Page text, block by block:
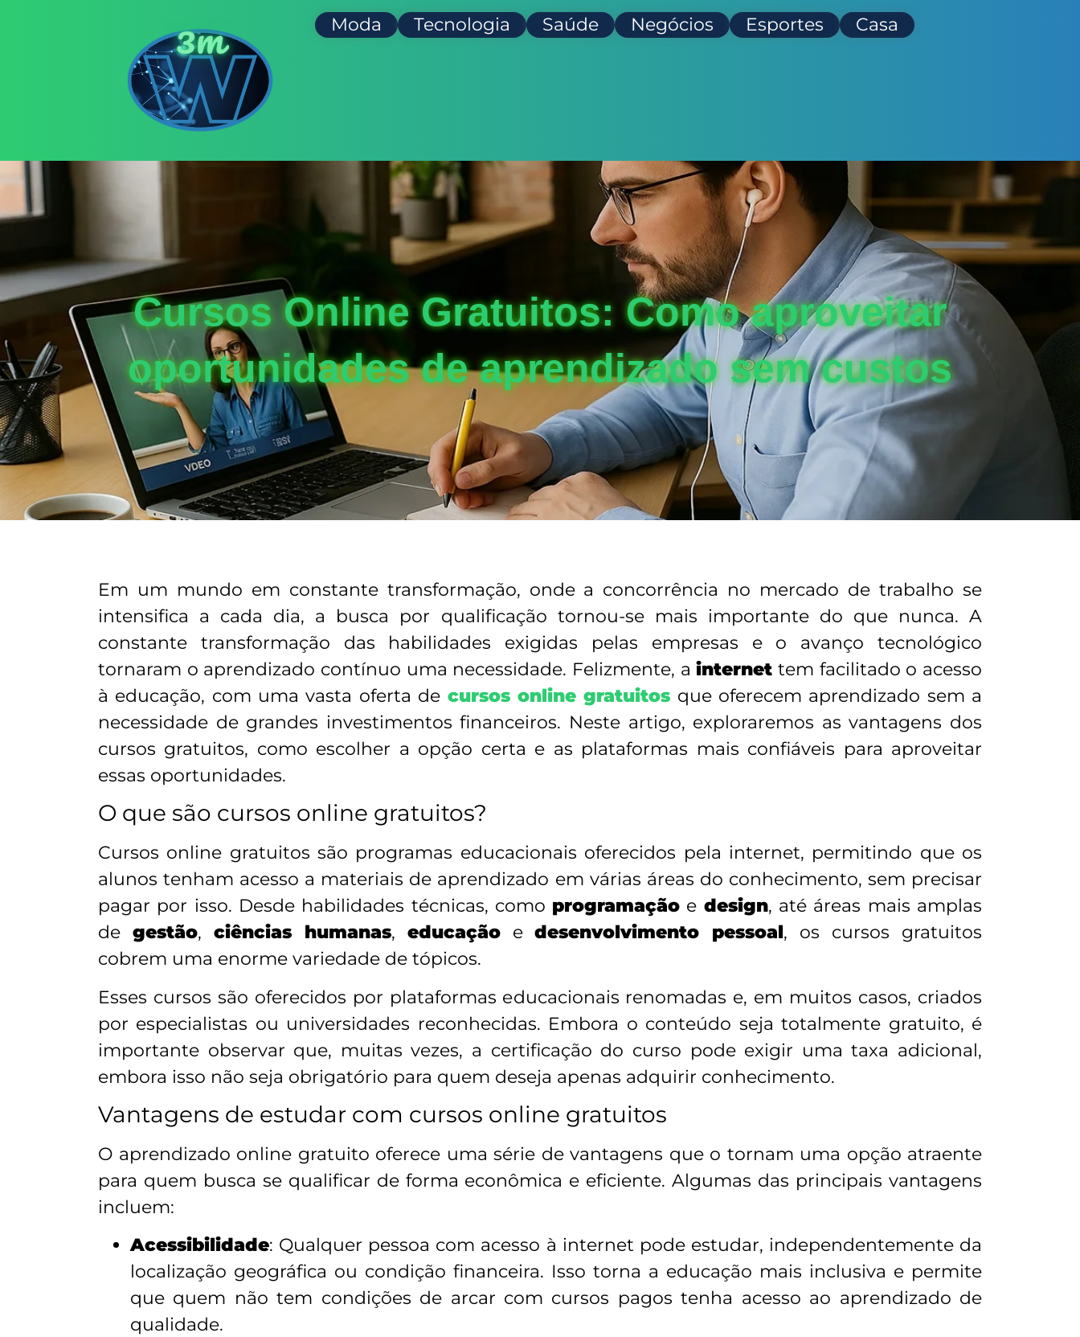
Moda Tecnologia Saúde Negócios Esportes Casa
Cursos Online Gratuitos: Como aproveitar
oportunidades de aprendizado sem custos
Em um mundo em constante transformação, onde a concorrência no mercado de trabalho se
intensifica a cada dia, a busca por qualificação tornou-se mais importante do que nunca. A
constante transformação das habilidades exigidas pelas empresas e o avanço tecnológico
tornaram o aprendizado contínuo uma necessidade. Felizmente, ainternet tem facilitado o acesso
à educação, com uma vasta oferta de cursos online gratuitos que oferecem aprendizado sem a
necessidade de grandes investimentos financeiros. Neste artigo, exploraremos as vantagens dos
cursos gratuitos, como escolher a opção certa e as plataformas mais confiáveis para aproveitar
essas oportunidades.
O que são cursos online gratuitos?
Cursos online gratuitos são programas educacionais oferecidos pela internet, permitindo que os
alunos tenham acesso a materiais de aprendizado em várias áreas do conhecimento, sem precisar
pagar por isso. Desde habilidades técnicas, como programação e design, até áreas mais amplas
de gestão, ciências humanas, educaçãoedesenvolvimento pessoal, os cursos gratuitos
cobrem uma enorme variedade de tópicos.
Esses cursos são oferecidos por plataformas educacionais renomadas e, em muitos casos, criados
por especialistas ou universidades reconhecidas. Embora o conteúdo seja totalmente gratuito, é
importante observar que, muitas vezes, a certificação do curso pode exigir uma taxa adicional,
embora isso não seja obrigatório para quem deseja apenas adquirir conhecimento.
Vantagens de estudar com cursos online gratuitos
O aprendizado online gratuito oferece uma série de vantagens que o tornam uma opção atraente
para quem busca se qualificar de forma econômica e eficiente. Algumas das principais vantagens
incluem:
Acessibilidade: Qualquer pessoa com acesso à internet pode estudar, independentemente da
localização geográfica ou condição financeira. Isso torna a educação mais inclusiva e permite
que quem não tem condições de arcar com cursos pagos tenha acesso ao aprendizado de
qualidade.